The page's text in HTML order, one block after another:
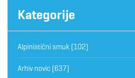
Kategorije
Alpinistični smuk (102)
Arhiv novic (637)